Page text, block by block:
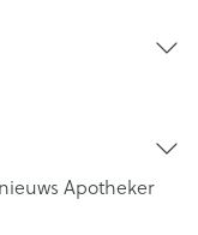
Apotheker